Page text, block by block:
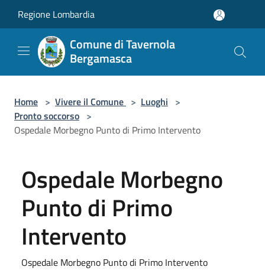
Regione Lombardia
Comune di Tavernola
Bergamasca
Home > Vivere il Comune > Luoghi >
Pronto soccorso >
Ospedale Morbegno Punto di Primo Intervento
Ospedale Morbegno
Punto di Primo
Intervento
Ospedale Morbegno Punto di Primo Intervento